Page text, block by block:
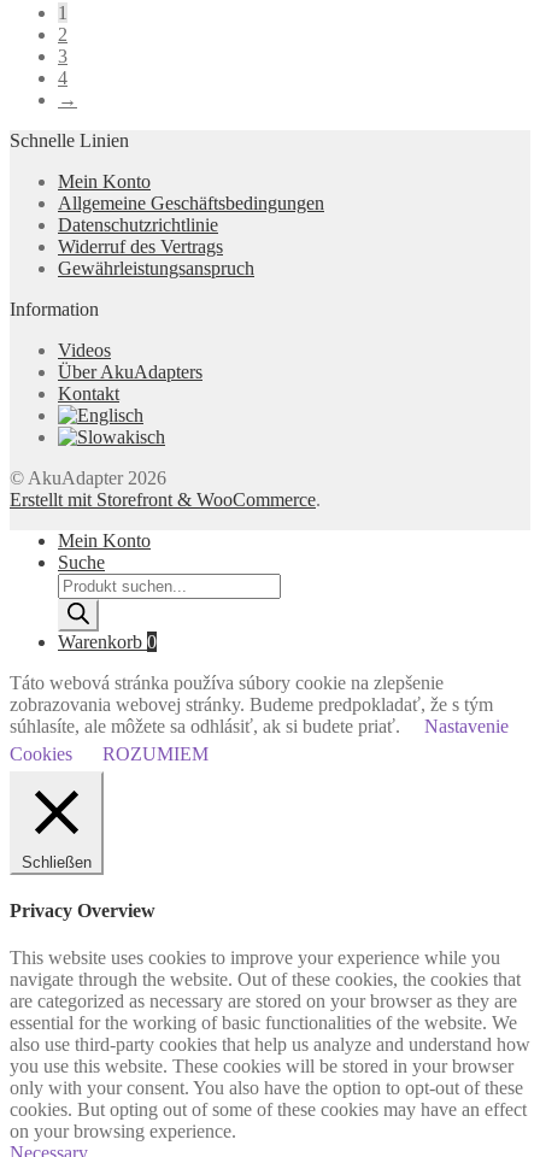
1
2
3
4
→
Schnelle Linien
Mein Konto
Allgemeine Geschäftsbedingungen
Datenschutzrichtlinie
Widerruf des Vertrags
Gewährleistungsanspruch
Information
Videos
Über AkuAdapters
Kontakt
© AkuAdapter 2026
Erstellt mit Storefront & WooCommerce.
Mein Konto
Suche
Products
search
Warenkorb 0
Táto webová stránka používa súbory cookie na zlepšenie
zobrazovania webovej stránky. Budeme predpokladať, že s tým
súhlasíte, ale môžete sa odhlásiť, ak si budete priať.
Nastavenie
Cookies
ROZUMIEM
Schließen
Privacy Overview
This website uses cookies to improve your experience while you
navigate through the website. Out of these cookies, the cookies that
are categorized as necessary are stored on your browser as they are
essential for the working of basic functionalities of the website. We
also use third-party cookies that help us analyze and understand how
you use this website. These cookies will be stored in your browser
only with your consent. You also have the option to opt-out of these
cookies. But opting out of some of these cookies may have an effect
on your browsing experience.